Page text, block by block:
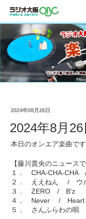
2024年08月26日
2024年8月26
本日のオンエア楽曲です
【藤川貴央のニュース
１． CHA-CHA-CHA
２． ええねん / ウ
３． ZERO / B'z
４． Never / Heart
５． さんふらわの